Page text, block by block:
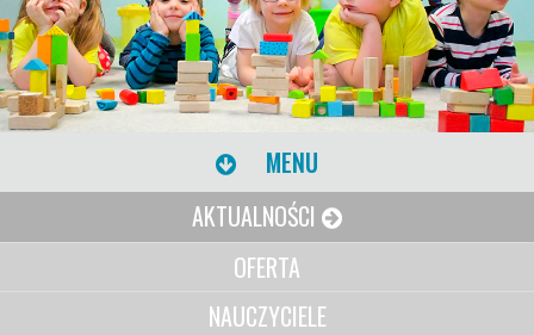
MENU
AKTUALNOŚCI
OFERTA
NAUCZYCIELE